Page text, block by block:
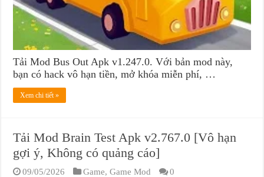
Tải Mod Bus Out Apk v1.247.0. Với bản mod này,
bạn có hack vô hạn tiền, mở khóa miễn phí, …
Xem chi tiết »
Tải Mod Brain Test Apk v2.767.0 [Vô hạn
gợi ý, Không có quảng cáo]
09/05/2026 Game,Game Mod 0